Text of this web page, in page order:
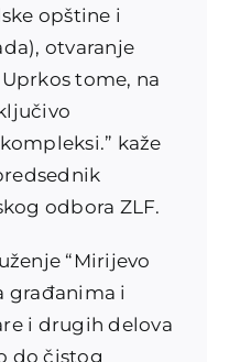
opštine i
otvaranje
tome, na
kaže
odbora ZLF.
“Mirijevo
građanima i
i drugih delova
do čistog